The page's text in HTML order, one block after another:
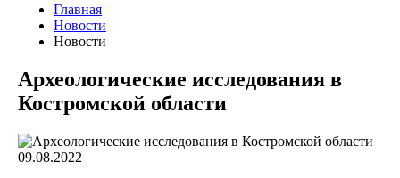
Главная
Новости
Новости
Археологические исследования в
Костромской области
09.08.2022